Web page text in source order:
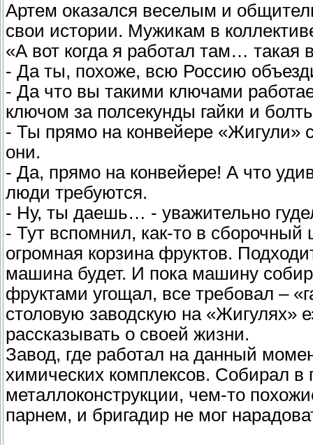
Артем оказался веселым и
свои истории. Мужикам в
«А вот когда я работал там…
- Да ты, похоже, всю Россию
- Да что вы такими ключами
ключом за полсекунды гайки и
- Ты прямо на конвейере «Жигули»
они.
- Да, прямо на конвейере! А что
люди требуются.
- Ну, ты даешь… - уважительно
- Тут вспомнил, как-то в сборочный
огромная корзина фруктов.
машина будет. И пока машину
фруктами угощал, все требовал –
столовую заводскую на «Жигулях»
рассказывать о своей жизни.
Завод, где работал на данный
химических комплексов. Собирал
металлоконструкции, чем-то
парнем, и бригадир не мог